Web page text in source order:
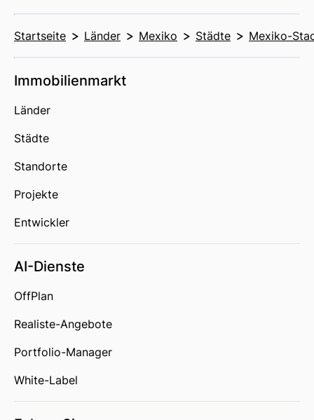
Startseite Länder Mexiko Städte Mexiko-
Immobilienmarkt
Länder
Städte
Standorte
Projekte
Entwickler
AI-Dienste
OffPlan
Realiste-Angebote
Portfolio-Manager
White-Label